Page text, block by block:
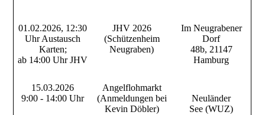
01.02.2026, 12:30
Uhr Austausch
Karten;
ab 14:00 Uhr JHV
JHV 2026
(Schützenheim
Neugraben)
Im Neugrabener
Dorf
48b, 21147
Hamburg
15.03.2026
9:00 - 14:00 Uhr
Angelflohmarkt
(Anmeldungen bei
Kevin Döbler)
Neuländer
See(WUZ)